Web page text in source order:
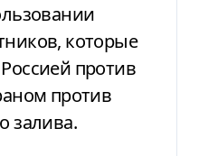
которые
против
против
залива.